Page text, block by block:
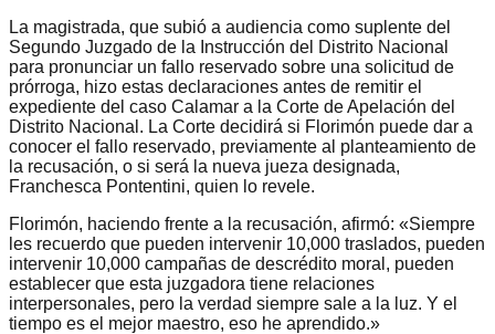
La magistrada, que subió a audiencia como suplente del
Segundo Juzgado de la Instrucción del Distrito Nacional
para pronunciar un fallo reservado sobre una solicitud de
prórroga, hizo estas declaraciones antes de remitir el
expediente del caso Calamar a la Corte de Apelación del
Distrito Nacional. La Corte decidirá si Florimón puede dar a
conocer el fallo reservado, previamente al planteamiento de
la recusación, o si será la nueva jueza designada,
Franchesca Pontentini, quien lo revele.
Florimón, haciendo frente a la recusación, afirmó: «Siempre
les recuerdo que pueden intervenir 10,000 traslados, pueden
intervenir 10,000 campañas de descrédito moral, pueden
establecer que esta juzgadora tiene relaciones
interpersonales, pero la verdad siempre sale a la luz. Y el
tiempo es el mejor maestro, eso he aprendido.»